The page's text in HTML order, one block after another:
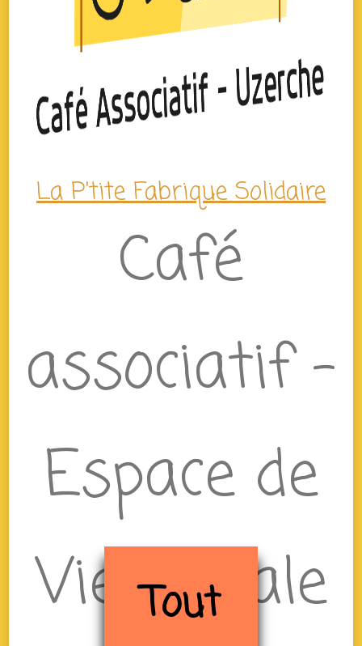
La P'tite Fabrique Solidaire
Café
associatif –
Espace de
Vie Sociale
Tout